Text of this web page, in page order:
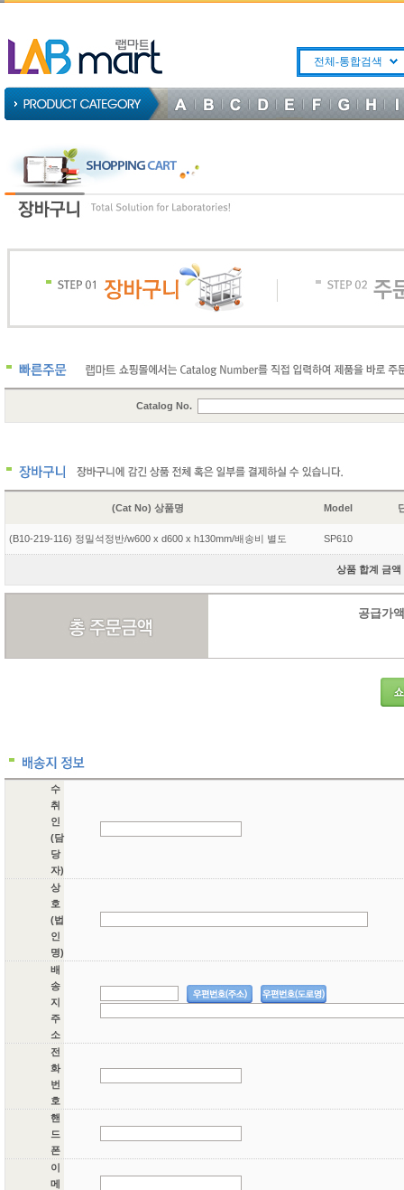
전체-통합검색
Catalog No.
(Cat No) 상품명 Model
(B10-219-116) 정밀석정반/w600 x d600 x h130mm/배송비 별도 SP610
상품 합계 금액
공급가
수
취
인
(담
당
자)
상
호
(법
인
명)
배
송
지
주
소
전
화
번
호
핸
드
폰
이
메